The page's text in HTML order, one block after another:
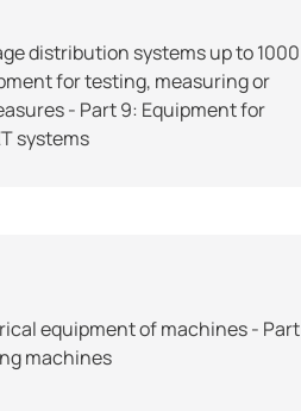
distribution systems up to 1000
for testing, measuring or
- Part 9: Equipment for
systems
equipment of machines - Part
machines